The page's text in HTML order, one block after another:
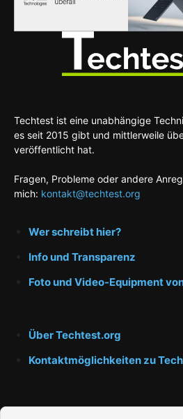
Techtest ist eine unabhängige
es seit 2015 gibt und mittlerweile
veröffentlicht hat.
Fragen, Probleme oder andere
mich: kontakt@techtest.org
Wer schreibt hier?
Info und Transparenz
Foto und Video-Equipment
Über Techtest.org
Kontaktmöglichkeiten zu